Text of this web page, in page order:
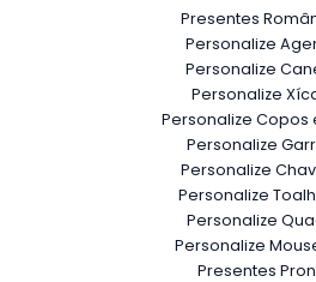
Presentes
Personalize
Personalize
Personalize
Personalize Copos
Personalize
Personalize
Personalize
Personalize
Personalize
Presentes